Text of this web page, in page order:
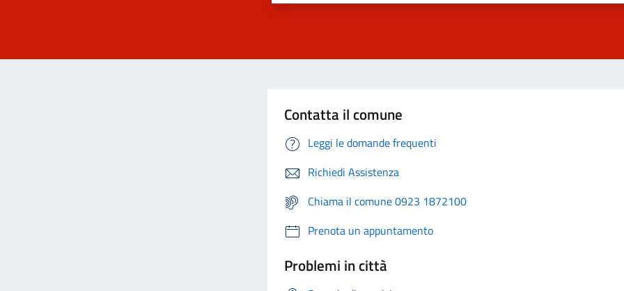
Contatta il comune
Leggi le domande frequenti
Richiedi Assistenza
Chiama il comune 0923 1872100
Prenota un appuntamento
Problemi in città